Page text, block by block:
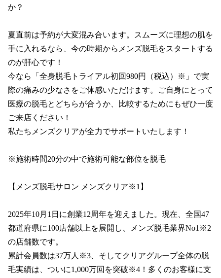
か？
夏直前は予約が大変混み合います。スムーズに理想の肌を
手に入れるなら、今の時期からメンズ脱毛をスタートする
のが肝心です！
今なら「全身脱毛トライアル初回980円（税込）※」で実
際の痛みの少なさをご体感いただけます。ご自身にとって
医療の脱毛とどちらが合うか、比較するためにもぜひ一度
ご来店ください！
私たちメンズクリアが全力でサポートいたします！
※施術時間20分の中で施術可能な部位を脱毛
【メンズ脱毛サロン メンズクリア※1】
2025年10月1日に創業12周年を迎えました。現在、全国47
都道府県に100店舗以上を展開し、メンズ脱毛業界No1※2
の店舗数です。
累計会員数は37万人※3、そしてクリアグループ全体の脱
毛実績は、ついに1,000万回を突破※4！多くのお客様に支